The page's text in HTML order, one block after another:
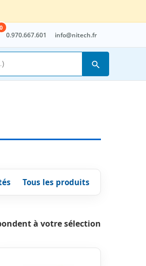
0
0.970.667.601 info@nitech.fr
Rechercher
Tous les produits
à votre sélection